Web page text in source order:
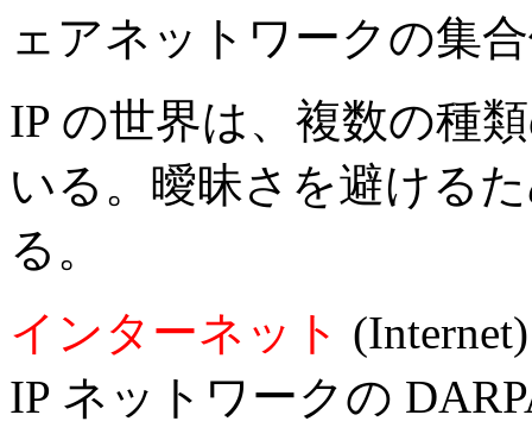
ェアネットワークの集
IP の世界は、複数の種
いる。曖昧さを避ける
る。
インターネット (Internet)
IP ネットワークの